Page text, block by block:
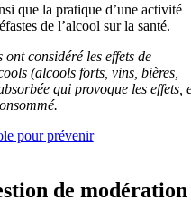
que la pratique d’une activité
de l’alcool sur la santé.
ont considéré les effets de
(alcools forts, vins, bières,
qui provoque les effets,
pour prévenir
de modération